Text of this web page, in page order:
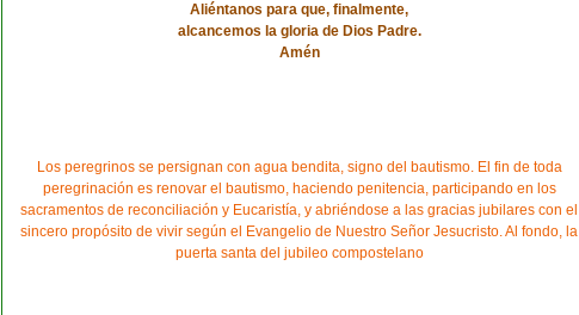
Aliéntanos para que, finalmente,
alcancemos la gloria de Dios Padre.
Amén
Los peregrinos se persignan con agua bendita, signo del bautismo. El fin de toda
peregrinación es renovar el bautismo, haciendo penitencia, participando en los
sacramentos de reconciliación y Eucaristía, y abriéndose a las gracias jubilares con el
sincero propósito de vivir según el Evangelio de Nuestro Señor Jesucristo. Al fondo, la
puerta santa del jubileo compostelano